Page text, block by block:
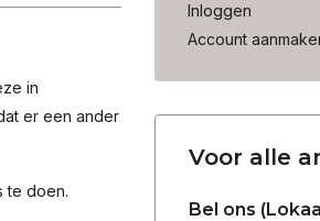
in
er een ander
te doen.
Inloggen
Account
Voor alle
Bel ons